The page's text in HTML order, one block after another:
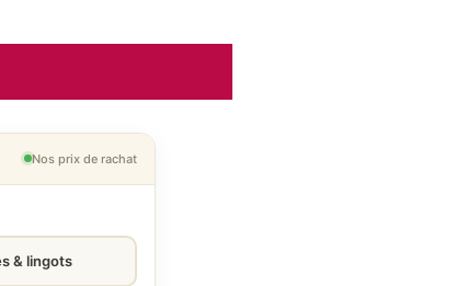
Nos prix de rachat
& lingots